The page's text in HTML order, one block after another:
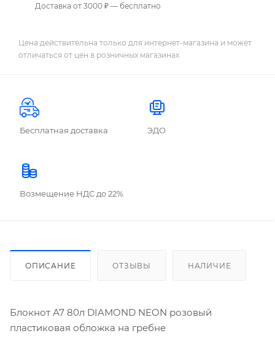
Доставка от 3000 ₽ — бесплатно
Цена действительна только для интернет-магазина и может
отличаться от цен в розничных магазинах
Бесплатная доставка ЭДО
Возмещение НДС до 22%
ОПИСАНИЕ ОТЗЫВЫ НАЛИЧИЕ
Блокнот А7 80л DIAMOND NEON розовый
пластиковая обложка на гребне